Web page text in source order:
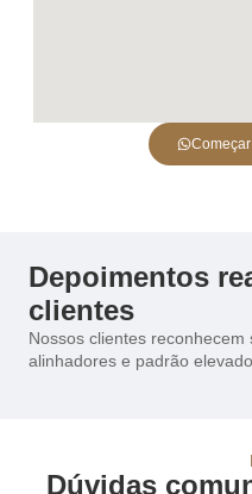
Depoimentos
clientes
Nossos clientes
alinhadores e padrão
Dúvidas